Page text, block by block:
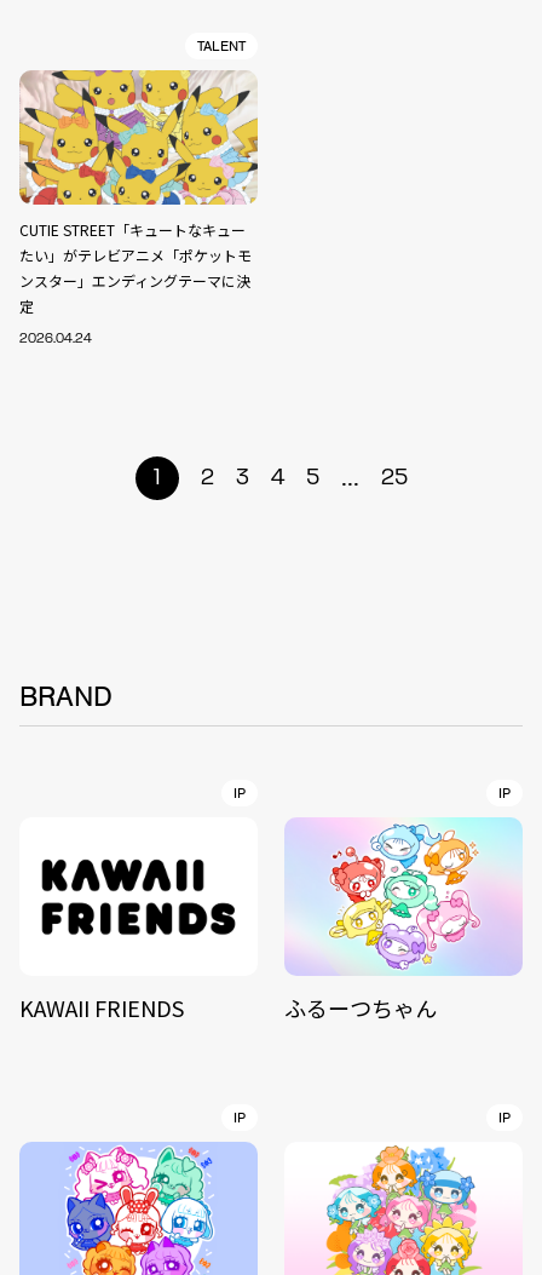
TALENT
CUTIE STREET「キュートなキュー
たい」がテレビアニメ「ポケットモ
ンスター」エンディングテーマに決
定
2026.04.24
1 2 3 4 5 ... 25
BRAND
IP
KAWAII FRIENDS
IP
ふるーつちゃん
IP IP